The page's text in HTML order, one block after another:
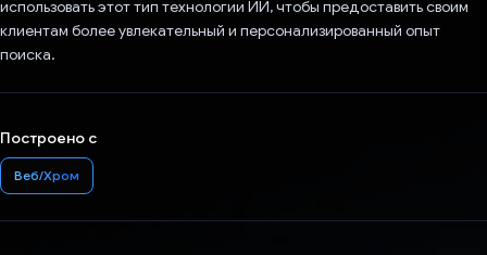
использовать этот тип технологии ИИ, чтобы предоставить своим
клиентам более увлекательный и персонализированный опыт
поиска.
Построено с
Веб/Хром